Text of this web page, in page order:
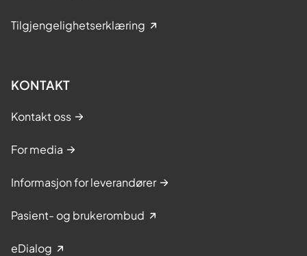
Tilgjengelighetserklæring
KONTAKT
Kontakt oss
For media
Informasjon for leverandører
Pasient- og brukerombud
eDialog